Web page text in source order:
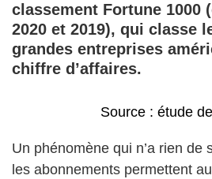
classement Fortune 1000
2020 et 2019), qui classe
grandes entreprises
chiffre d’affaires.
Source : étude
Un phénomène qui n’a rien de
les abonnements permettent